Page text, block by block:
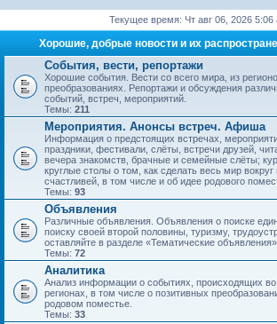
Текущее время: Чт авг 06, 2026 5:06
Хорошие, добрые новости и их
События, вести, репортажи
Хорошие события. Вести со всего мира, из
преобразованиях. Репортажи и обсуждения
событий, встреч, мероприятий.
Темы: 211
Мероприятия. Анонсы встреч. Афиша
Информация о предстоящих встречах,
праздники, фестивали, слёты, встречи друзей,
вечера знакомств, брачные и семейные слёты;
круглые столы о том, как сделать весь мир вокруг
счастливей, в том числе и об идее родового
Темы: 93
Объявления
Различные объявления. Объявления о поиске
поиску своей второй половины, туризму,
оставляйте в разделе «Тематические объявления».
Темы: 72
Аналитика
Анализ информации о событиях, происходящих
регионах, в том числе о позитивных
родовом поместье.
Темы: 33